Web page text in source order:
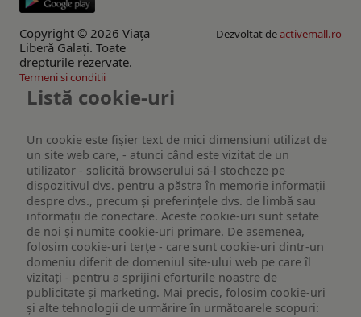
Copyright © 2026 Viaţa
Liberă Galaţi. Toate
drepturile rezervate.
Dezvoltat deactivemall.ro
Termeni si conditii
Listă cookie-uri
Un cookie este fişier text de mici dimensiuni utilizat de
un site web care, - atunci când este vizitat de un
utilizator - solicită browserului să-l stocheze pe
dispozitivul dvs. pentru a păstra în memorie informații
despre dvs., precum și preferințele dvs. de limbă sau
informații de conectare. Aceste cookie-uri sunt setate
de noi și numite cookie-uri primare. De asemenea,
folosim cookie-uri terțe - care sunt cookie-uri dintr-un
domeniu diferit de domeniul site-ului web pe care îl
vizitați - pentru a sprijini eforturile noastre de
publicitate și marketing. Mai precis, folosim cookie-uri
și alte tehnologii de urmărire în următoarele scopuri: